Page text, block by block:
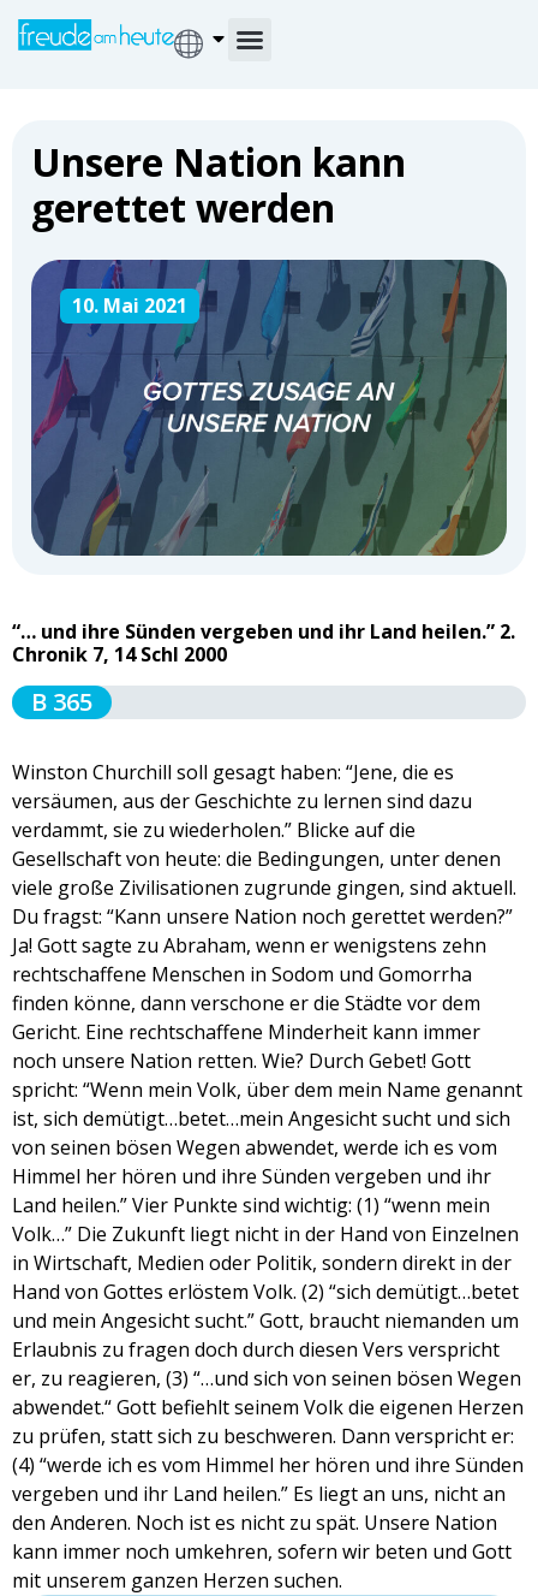
Unsere Nation kann
gerettet werden
10. Mai 2021
“… und ihre Sünden vergeben und ihr Land heilen.” 2.
Chronik 7, 14 Schl 2000
B 365
Winston Churchill soll gesagt haben: “Jene, die es
versäumen, aus der Geschichte zu lernen sind dazu
verdammt, sie zu wiederholen.” Blicke auf die
Gesellschaft von heute: die Bedingungen, unter denen
viele große Zivilisationen zugrunde gingen, sind aktuell.
Du fragst: “Kann unsere Nation noch gerettet werden?”
Ja! Gott sagte zu Abraham, wenn er wenigstens zehn
rechtschaffene Menschen in Sodom und Gomorrha
finden könne, dann verschone er die Städte vor dem
Gericht. Eine rechtschaffene Minderheit kann immer
noch unsere Nation retten. Wie? Durch Gebet! Gott
spricht: “Wenn mein Volk, über dem mein Name genannt
ist, sich demütigt…betet…mein Angesicht sucht und sich
von seinen bösen Wegen abwendet, werde ich es vom
Himmel her hören und ihre Sünden vergeben und ihr
Land heilen.” Vier Punkte sind wichtig: (1) “wenn mein
Volk…” Die Zukunft liegt nicht in der Hand von Einzelnen
in Wirtschaft, Medien oder Politik, sondern direkt in der
Hand von Gottes erlöstem Volk. (2) “sich demütigt…betet
und mein Angesicht sucht.” Gott, braucht niemanden um
Erlaubnis zu fragen doch durch diesen Vers verspricht
er, zu reagieren, (3) “…und sich von seinen bösen Wegen
abwendet.“ Gott befiehlt seinem Volk die eigenen Herzen
zu prüfen, statt sich zu beschweren. Dann verspricht er:
(4) “werde ich es vom Himmel her hören und ihre Sünden
vergeben und ihr Land heilen.” Es liegt an uns, nicht an
den Anderen. Noch ist es nicht zu spät. Unsere Nation
kann immer noch umkehren, sofern wir beten und Gott
mit unserem ganzen Herzen suchen.